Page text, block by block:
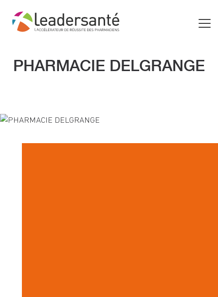
PHARMACIE DELGRANGE